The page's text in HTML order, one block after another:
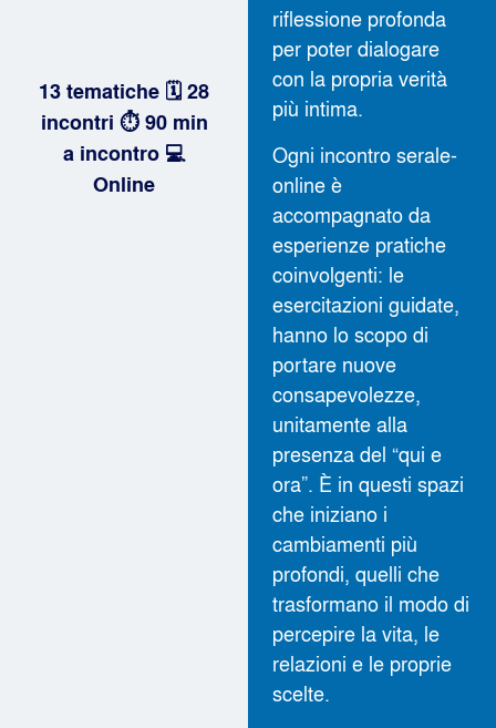
13 tematiche 🗓️ 28
incontri ⏱️ 90 min
a incontro 💻
Online
riflessione profonda
per poter dialogare
con la propria verità
più intima.
Ogni incontro serale-
online è
accompagnato da
esperienze pratiche
coinvolgenti: le
esercitazioni guidate,
hanno lo scopo di
portare nuove
consapevolezze,
unitamente alla
presenza del “qui e
ora”. È in questi spazi
che iniziano i
cambiamenti più
profondi, quelli che
trasformano il modo di
percepire la vita, le
relazioni e le proprie
scelte.